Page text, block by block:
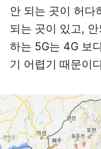
안 되는 곳이 허다
되는 곳이 있고,
하는 5G는 4G 보
기 어렵기 때문이